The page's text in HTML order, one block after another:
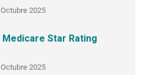
2025
Medicare Star Rating
2025